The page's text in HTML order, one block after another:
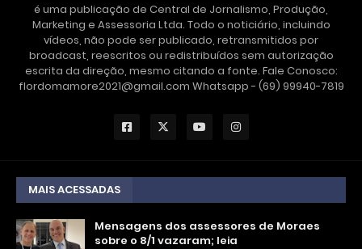
é uma publicação de Central de Jornalismo, Produção,
Marketing e Assessoria Ltda. Todo o noticiário, incluindo
vídeos, não pode ser publicado, retransmitidos por
broadcast, reescritos ou redistribuídos sem autorização
escrita da direção, mesmo citando a fonte. Fale Conosco:
flordomamore2021@gmail.com Whatsapp - (69) 99940-7819
MAIS ACESSADAS
Mensagens dos assessores de Moraes
sobre o 8/1 vazaram; leia